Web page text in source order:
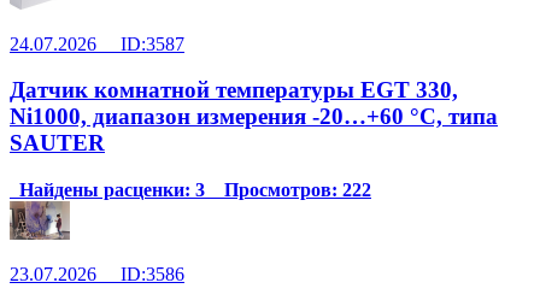
24.07.2026 ID:3587
Датчик комнатной температуры EGT 330,
Ni1000, диапазон измерения -20…+60 °C, типа
SAUTER
Найдены расценки: 3 Просмотров: 222
23.07.2026 ID:3586